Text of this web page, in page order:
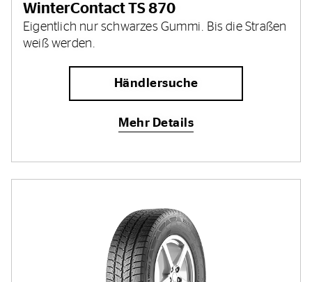
WinterContact TS 870
Eigentlich nur schwarzes Gummi. Bis die Straßen
weiß werden.
Händlersuche
Mehr Details